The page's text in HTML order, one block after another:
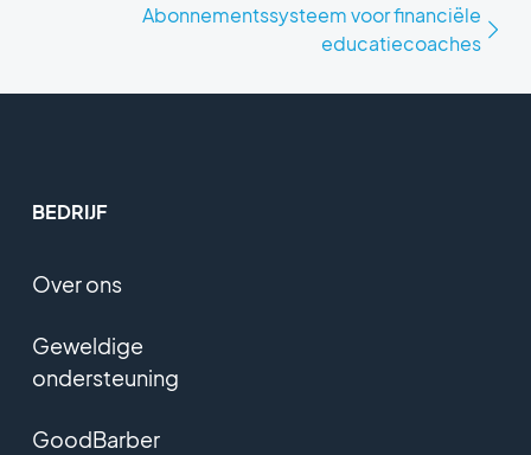
Abonnementssysteem voor financiële
educatiecoaches
BEDRIJF
Over ons
Geweldige
ondersteuning
GoodBarber